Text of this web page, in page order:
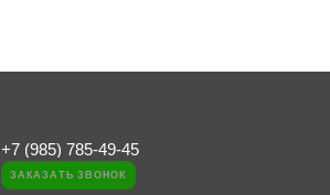
+7 (985) 785-49-45
ЗАКАЗАТЬ ЗВОНОК